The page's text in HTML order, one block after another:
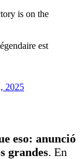
is on the
est
2025
eso: anunció
grandes. En